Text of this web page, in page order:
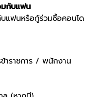
มกับแฟน
บแฟนหรือกู้ร่วมซื้อคอนโด
าราชการ / พนักงาน